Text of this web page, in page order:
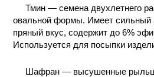
Тмин — семена двухлетнего
овальной формы. Имеет сильный
пряный вкус, содержит до 6%
Используется для посыпки
Шафран — высушенные